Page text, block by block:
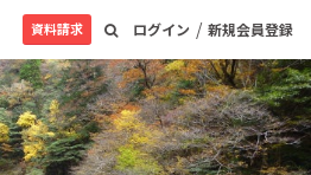
ログイン / 新規会員登録
資料請求